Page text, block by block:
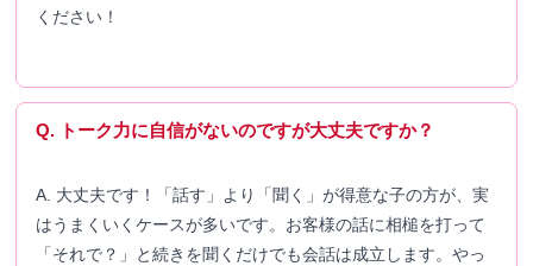
ください！
Q. トーク力に自信がないのですが大丈夫ですか？
A. 大丈夫です！「話す」より「聞く」が得意な子の方が、実
はうまくいくケースが多いです。お客様の話に相槌を打って
「それで？」と続きを聞くだけでも会話は成立します。やっ